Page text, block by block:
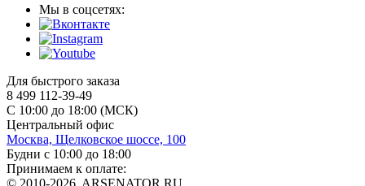
Мы в соцсетях:
Для быстрого заказа
8 499 112-39-49
С 10:00 до 18:00 (МСК)
Центральный офис
Москва, Щелковское шоссе, 100
Будни с 10:00 до 18:00
Принимаем к оплате:
© 2010-2026, ARSENATOR.RU